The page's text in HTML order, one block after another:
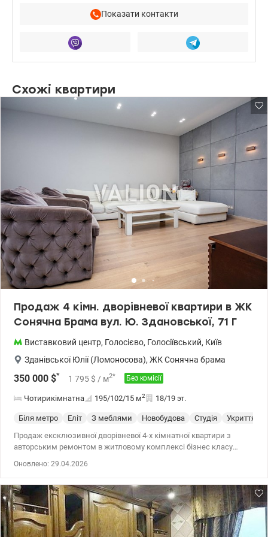
консультую та захищаю.Показати контакти
Схожі квартири
Продаж 4 кімн. дворівневої квартири в ЖК
Сонячна Брама вул. Ю. Здановської, 71 Г
Виставковий центр, Голосієво, Голосіївський, Київ
Зданівської Юлії (Ломоносова), ЖК Сонячна брама
350 000 $* 1 795 $ / м2* Без комісії
Чотирикімнатна 195/102/15 м2 18/19 эт.
Біля метро Еліт З меблями Новобудова Студія Укриття
Продаж ексклюзивної дворівневої 4-х кімнатної квартири з
авторським ремонтом в житловому комплексі бізнес класу
71 Г. Загальна площа квартири 195 м2, житлова - 102 м2.
Планування передбачає: Перший рівень - просторий хол,
вітальня зі столовою зоною та затишною зоною відпочинку
площею 30 кв.м., кухня-студія, окрема спальня 26 кв.м. з
виходом на балкон, гостьовий с/в з душовою, господарське
Оновлено: 29.04.2026